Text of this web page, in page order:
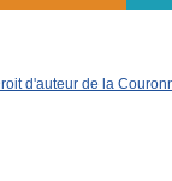
d'auteur de la